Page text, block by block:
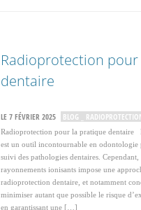
Radioprotection
dentaire
LE 7 FÉVRIER 2025 BLOG _
Radioprotection pour la pratique dentaire
est un outil incontournable en odontologie
suivi des pathologies dentaires.
rayonnements ionisants impose une
radioprotection dentaire, et notamment
minimiser autant que possible le risque
en garantissant une […]